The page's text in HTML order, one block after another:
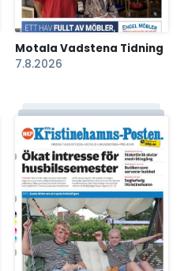
Motala Vadstena Tidning
7.8.2026